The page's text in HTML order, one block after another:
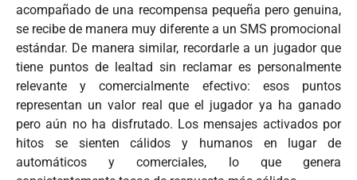
acompañado de una recompensa pequeña pero genuina,
se recibe de manera muy diferente a un SMS promocional
estándar. De manera similar, recordarle a un jugador que
tiene puntos de lealtad sin reclamar es personalmente
relevante y comercialmente efectivo: esos puntos
representan un valor real que el jugador ya ha ganado
pero aún no ha disfrutado. Los mensajes activados por
hitos se sienten cálidos y humanos en lugar de
automáticos y comerciales, lo que genera